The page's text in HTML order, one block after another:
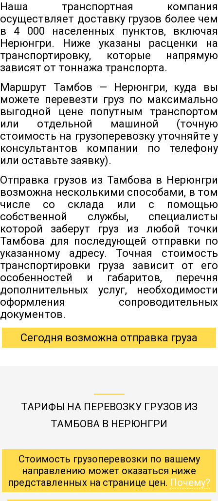
Наша транспортная компания
осуществляет доставку грузов более чем
в 4 000 населенных пунктов, включая
Нерюнгри. Ниже указаны расценки на
транспортировку, которые напрямую
зависят от тоннажа транспорта.
Маршрут Тамбов — Нерюнгри, куда вы
можете перевезти груз по максимально
выгодной цене попутным транспортом
или отдельной машиной (точную
стоимость на грузоперевозку уточняйте у
консультантов компании по телефону
или оставьте заявку).
Отправка грузов из Тамбова в Нерюнгри
возможна несколькими способами, в том
числе со склада или с помощью
собственной службы, специалисты
которой заберут груз из любой точки
Тамбова для последующей отправки по
указанному адресу. Точная стоимость
транспортировки груза зависит от его
особенностей и габаритов, перечня
дополнительных услуг, необходимости
оформления сопроводительных
документов.
Сегодня возможна отправка груза
ТАРИФЫ НА ПЕРЕВОЗКУ ГРУЗОВ ИЗ
ТАМБОВА В НЕРЮНГРИ
Стоимость грузоперевозки по вашему
направлению может оказаться ниже
представленных на странице цен. Почему?